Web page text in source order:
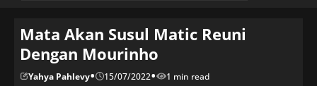
Mata Akan Susul Matic Reuni
Dengan Mourinho
Yahya Pahlevy• 15/07/2022• 1 min read